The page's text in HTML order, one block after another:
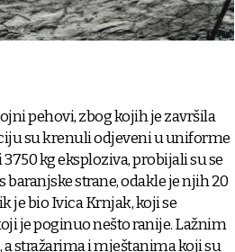
pehovi, zbog kojih je završila
su krenuli odjeveni u uniforme
kg eksploziva, probijali su se
strane, odakle je njih 20
je bio Ivica Krnjak, koji se
je poginuo nešto ranije. Lažnim
stražarima i mještanima koji su